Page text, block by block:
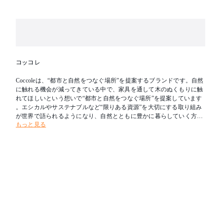
コッコレ
Coccoleは、“都市と自然をつなぐ場所”を提案するブランドです。自然
に触れる機会が減ってきている中で、家具を通して木のぬくもりに触
れてほしいという想いで“都市と自然をつなぐ場所”を提案しています
。エシカルやサステナブルなど“限りある資源”を大切にする取り組み
が世界で語られるようになり、自然とともに豊かに暮らしていく方法
についても再考の段階に入っています。環境負荷の観点だけでなく、
もっと見る